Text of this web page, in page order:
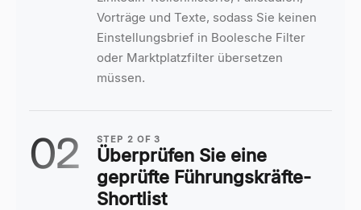
Vorträge und Texte, sodass Sie keinen
Einstellungsbrief in Boolesche Filter
oder Marktplatzfilter übersetzen
müssen.
02 STEP 2 OF3
Überprüfen Sie eine
geprüfte Führungskräfte-
Shortlist